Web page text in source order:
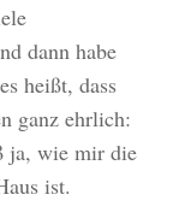
dann habe
heißt, dass
ganz ehrlich:
ja, wie mir die
ist.